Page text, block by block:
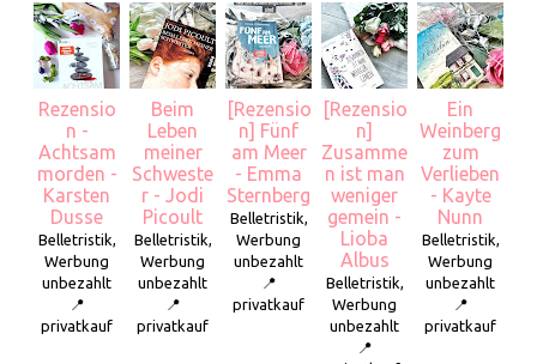
Rezensio
n -
Achtsam
morden -
Karsten
Dusse
Belletristik,
Werbung
unbezahlt
📍
privatkauf
Beim
Leben
meiner
Schweste
r - Jodi
Picoult
Belletristik,
Werbung
unbezahlt
📍
privatkauf
[Rezensio
n] Fünf
am Meer
- Emma
Sternberg
Belletristik,
Werbung
unbezahlt
📍
privatkauf
[Rezensio
n]
Zusamme
n ist man
weniger
gemein -
Lioba
Albus
Belletristik,
Werbung
unbezahlt
📍
Ein
Weinberg
zum
Verlieben
- Kayte
Nunn
Belletristik,
Werbung
unbezahlt
📍
privatkauf